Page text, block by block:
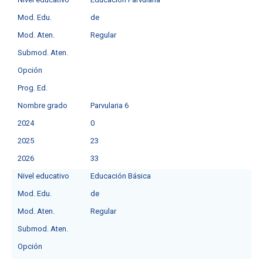
Mod. Edu.
de
Mod. Aten.
Regular
Submod. Aten.
Opción
Prog. Ed.
Nombre grado
Parvularia 6
2024
0
2025
23
2026
33
Nivel educativo
Educación Básica
Mod. Edu.
de
Mod. Aten.
Regular
Submod. Aten.
Opción